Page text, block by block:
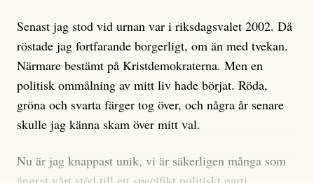
misstänkta personen är en infiltratör. Det som läsaren
får veta är att personen har ändrat sina politiska åsikter
under åren, att den har raderat tidigare innehåll på sina
sociala medier, att artikelns författare inte förstår sig
på personens ekonomi och att det tydligen finns
anonyma röster inom rörelsen som säger saker som
anses vara anledningar att titta närmare på personen,
Senast jag stod vid urnan var i riksdagsvalet 2002. Då
röstade jag fortfarande borgerligt, om än med tvekan.
Närmare bestämt på Kristdemokraterna. Men en
politisk ommålning av mitt liv hade börjat. Röda,
gröna och svarta färger tog över, och några år senare
skulle jag känna skam över mitt val.
Nu är jag knappast unik, vi är säkerligen många som